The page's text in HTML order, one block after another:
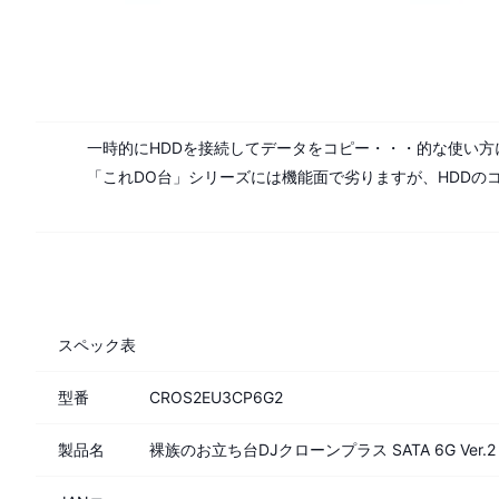
一時的にHDDを接続してデータをコピー・・・的な使い
「これDO台」シリーズには機能面で劣りますが、HDD
スペック表
型番 CROS2EU3CP6G2
製品名 裸族のお立ち台DJクローンプラス SATA 6G Ver.2